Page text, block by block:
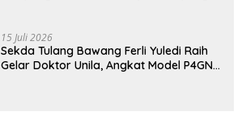
15 Juli 2026
Sekda Tulang Bawang Ferli Yuledi Raih
Gelar Doktor Unila, Angkat Model P4GN